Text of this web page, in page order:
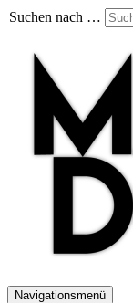
Suchen nach …
Navigationsmenü